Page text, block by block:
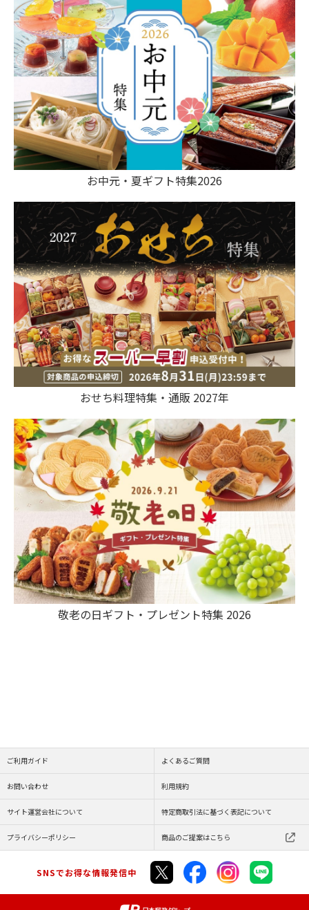
お中元・夏ギフト特集2026
おせち料理特集・通販 2027年
敬老の日ギフト・プレゼント特集 2026
ご利用ガイド よくあるご質問
お問い合わせ 利用規約
サイト運営会社について 特定商取引法に基づく表記について
プライバシーポリシー 商品のご提案はこちら
SNSでお得な情報発信中